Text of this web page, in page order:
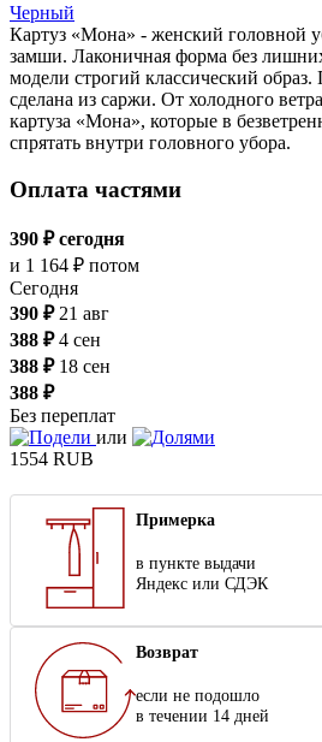
Черный
Картуз «Мона» - женский головной
замши. Лаконичная форма без
модели строгий классический образ.
сделана из саржи. От холодного
картуза «Мона», которые в
спрятать внутри головного убора.
Оплата частями
390 ₽сегодня
и 1 164 ₽ потом
Сегодня
390 ₽ 21 авг
388 ₽ 4 сен
388 ₽ 18 сен
388 ₽
Без переплат
или
1554 RUB
Примерка
в пункте выдачи
Яндекс или СДЭК
Возврат
если не подошло
в течении 14 дней